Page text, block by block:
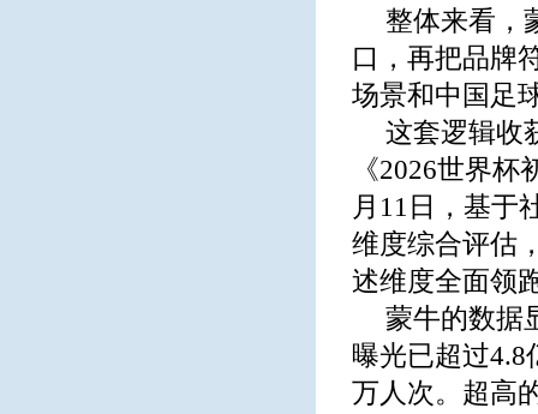
整体来看，
口，再把品牌
场景和中国足
这套逻辑收
《2026世界
月11日，基于
维度综合评估
述维度全面领
蒙牛的数据
曝光已超过4.8
万人次。超高